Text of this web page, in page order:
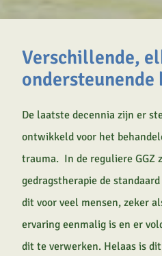
Verschillende,
ondersteunende
De laatste decennia zijn er
ontwikkeld voor het
trauma. In de reguliere GGZ
gedragstherapie de
dit voor veel mensen, zeker
ervaring eenmalig is en er
dit te verwerken. Helaas is